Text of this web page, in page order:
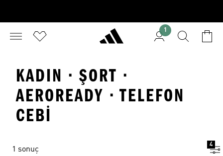
1
KADIN · ŞORT ·
AEROREADY · TELEFON
CEBI
1 sonuç
4